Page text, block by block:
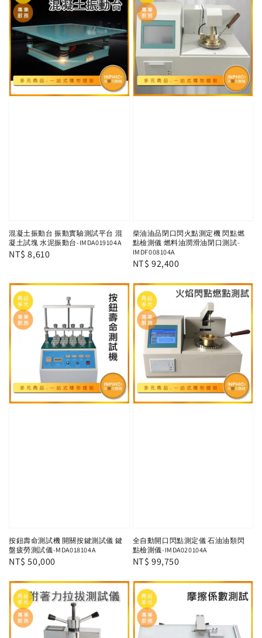
混凝土振動台 振動實驗測試平台 混
凝土試塊 水泥振動台-IMDA019104A
Regular
NT$ 8,610
柴油油品閉口閃火點測定機 閃點燃
點檢測儀 燃料油潤滑油閉口測試-
IMDF008104A
Regular
NT$ 92,400
按鈕壽命測試機 開關按鍵測試儀 鍵
盤疲勞測試儀-MDA018104A
Regular
NT$ 50,000
全自動開口閃點測定儀 石油油類閃
點檢測儀-IMDA020104A
Regular
NT$ 99,750